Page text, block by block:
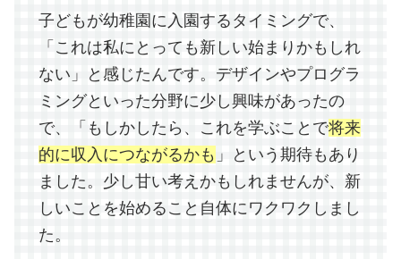
子どもが幼稚園に入園するタイミングで、
「これは私にとっても新しい始まりかもしれ
ない」と感じたんです。デザインやプログラ
ミングといった分野に少し興味があったの
で、「もしかしたら、これを学ぶことで将来
的に収入につながるかも 」という期待もあり
ました。少し甘い考えかもしれませんが、新
しいことを始めること自体にワクワクしまし
た。